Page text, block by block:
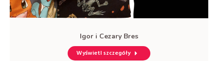
Igor i Cezary Bres
Wyświetl szczegóły